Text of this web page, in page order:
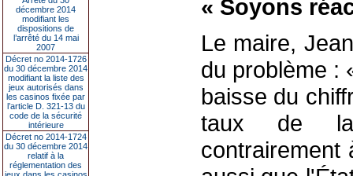
décembre 2014
modifiant les
dispositions de
l’arrêté du 14 mai
2007
Décret no 2014-1726
du 30 décembre 2014
modifiant la liste des
jeux autorisés dans
les casinos fixée par
l’article D. 321-13 du
code de la sécurité
intérieure
Décret no 2014-1724
du 30 décembre 2014
relatif à la
réglementation des
« Soyons
Le maire,
du problème :
baisse du
taux de la
contrairement